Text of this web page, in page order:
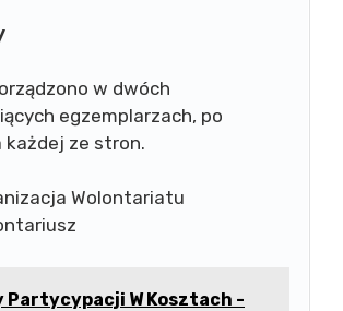
w dwóch
egzemplarzach, po
każdej ze stron.
Wolontariatu
Partycypacji W Kosztach -